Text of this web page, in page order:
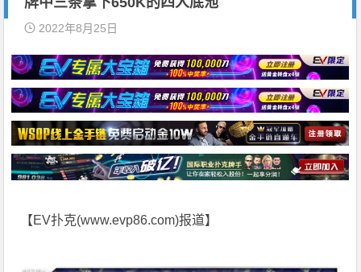
2022年8月25日
【EV扑克(www.evp86.com)报道】